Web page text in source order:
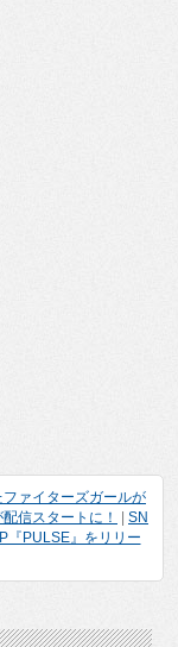
ァイターズガールが
信スタートに！
SN
『PULSE』をリリー